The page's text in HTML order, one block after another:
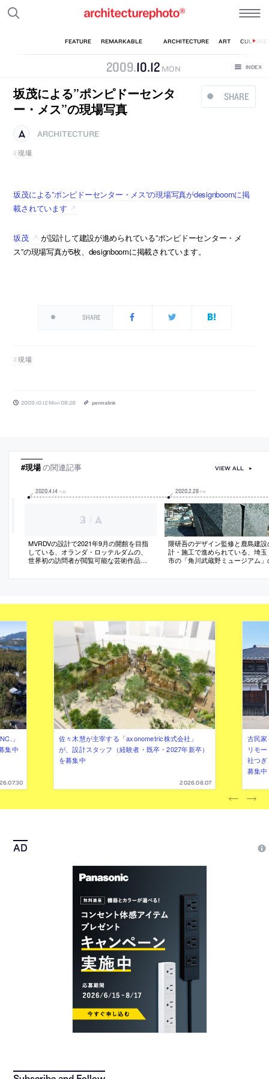
2009.10.12 MON
SHARE
坂茂による”ポンピドーセンタ
ー・メス”の現場写真
ARCHITECTURE
現場
坂茂による”ポンピドーセンター・メス”の現場写真がdesignboomに掲
載されています
坂茂
が設計して建設が進められている”ポンピドーセンター・メ
ス”の現場写真が5枚、designboomに掲載されています。
SHARE
現場
2009.10.12 Mon 08:28 permalink
#現場の関連記事
2020.4.14 TUE
MVRDVの設計で2021年9月の開館を目指
している、オランダ・ロッテルダムの、
世界初の訪問者が閲覧可能な芸術作品の
の外観写真
2020.2.28 FRI
隈研吾のデザイン監修と鹿島建設
計・施工で進められている、埼玉
市の「角川武蔵野ミュージアム」
VIEW ALL
」
集中
佐々木慧が主宰する「axonometric株式会社」
が、設計スタッフ（経験者・既卒・2027年新卒）
を募集中
2026.08.07
古民
リモ
社つ
募集中